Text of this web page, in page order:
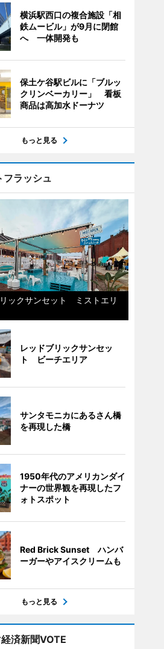
横浜駅西口の複合施設「相
鉄ムービル」が9月に閉館
へ 一体開発も
保土ケ谷駅ビルに「ブルッ
クリンベーカリー」 看板
商品は高加水ドーナツ
もっと見る
フラッシュ
ックサンセット ミストエリ
レッドブリックサンセッ
ト ビーチエリア
サンタモニカにあるさん橋
を再現した橋
1950年代のアメリカンダイ
ナーの世界観を再現したフ
ォトスポット
Red Brick Sunset ハンバ
ーガーやアイスクリームも
もっと見る
済新聞VOTE